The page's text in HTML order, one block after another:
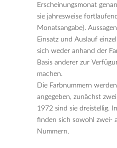
Erscheinungsmonat
sie jahresweise
Monatsangabe).
Einsatz und Auslauf
sich weder anhand der
Basis anderer zur
machen.
Die Farbnummern
angegeben, zunächst
1972 sind sie dreistellig.
finden sich sowohl zwei-
Nummern.